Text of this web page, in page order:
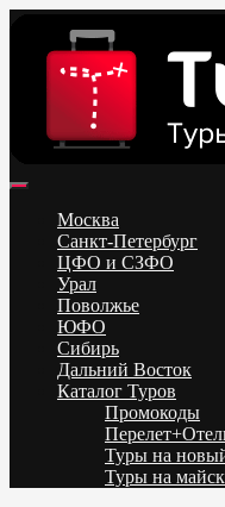
content
Низкие цены на путевки
море. Распродажа
Обновление каждый
Москва
Санкт-Петербург
ЦФО и СЗФО
Урал
Поволжье
ЮФО
Сибирь
Дальний Восток
Каталог Туров
Промокоды
Туры на
Туры на